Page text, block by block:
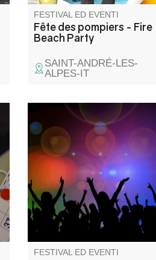
FESTIVAL ED EVENTI
Fête des pompiers - Fire
Beach Party
SAINT-ANDRÉ-LES-
ALPES-IT
Venite a festeggiare l'estate!
Mostra e mercato, tutto il
giorno: grigliate e sardinate.
Intrattenimento musicale: Les
Gredins des Alpes
FESTIVAL ED EVENTI